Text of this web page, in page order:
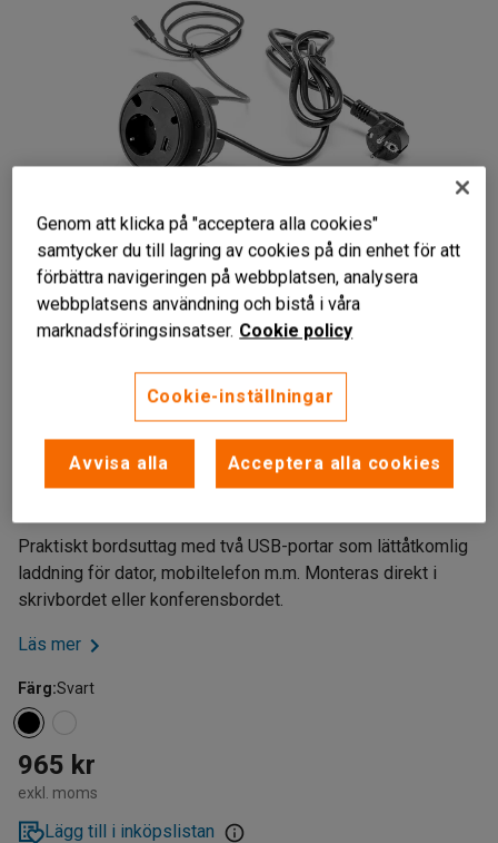
Med USB-A och USB-c-uttag
Praktiskt bordsuttag med två USB-portar som lättåtkomlig
laddning för dator, mobiltelefon m.m. Monteras direkt i
skrivbordet eller konferensbordet.
Läs mer
Färg:Svart
965 kr
exkl. moms
Lägg till i inköpslistan
Genom att klicka på "acceptera alla cookies"
samtycker du till lagring av cookies på din enhet för att
förbättra navigeringen på webbplatsen, analysera
webbplatsens användning och bistå i våra
marknadsföringsinsatser. Cookie policy
Cookie-inställningar
Avvisa alla Acceptera alla cookies